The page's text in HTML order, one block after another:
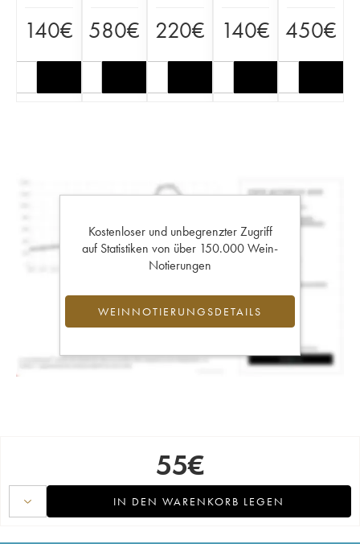
140€ 580€ 220€ 140€ 450€
Kostenloser und unbegrenzter Zugriff
auf Statistiken von über 150.000 Wein-
Notierungen
WEINNOTIERUNGSDETAILS
55€
IN DEN WARENKORB LEGEN